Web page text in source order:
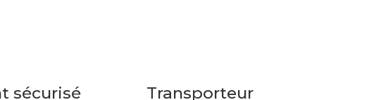
sécurisé Transporteur